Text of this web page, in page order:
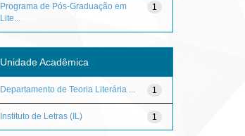
1
Programa de Pós-Graduação em
Lite...
Unidade Acadêmica
1
Departamento de Teoria Literária ...
1
Instituto de Letras (IL)